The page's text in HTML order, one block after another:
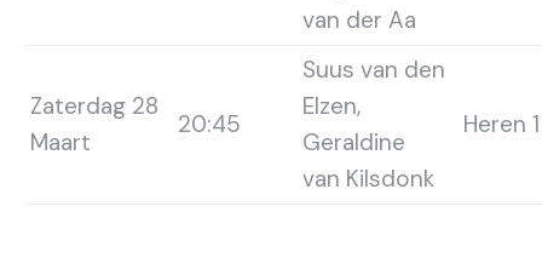
van der Aa
Zaterdag 28
Maart
20:45
Suus van den
Elzen,
Geraldine
van Kilsdonk
Heren 1